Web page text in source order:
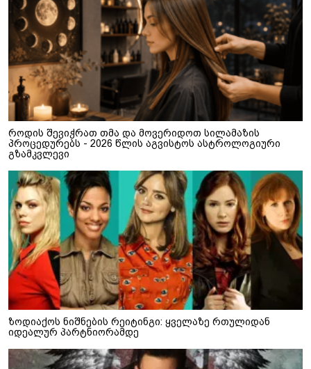
როდის შევიჭრათ თმა და მოვერიდოთ სილამაზის
პროცედურებს - 2026 წლის აგვისტოს ასტროლოგიური
გზამკვლევი
ზოდიაქოს ნიშნების რეიტინგი: ყველაზე რთულიდან
იდეალურ პარტნიორამდე